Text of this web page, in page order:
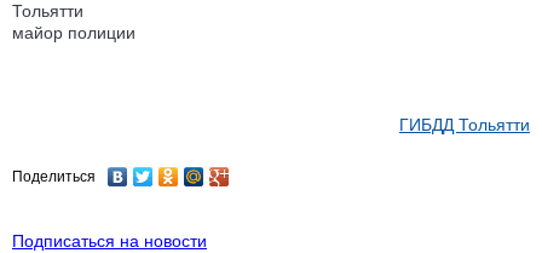
Тольятти
майор полиции
ГИБДД Тольятти
Поделиться
Подписаться на новости